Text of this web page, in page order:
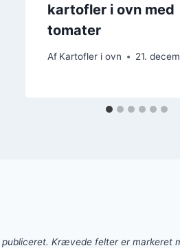
kartofler i ovn med
tomater
Af Kartofler i ovn 21.
Krævede felter er markeret